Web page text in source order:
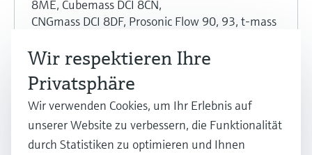
8ME, Cubemass DCI 8CN,
CNGmass DCI 8DF, Prosonic Flow 90, 93, t-mass
Andere Sprachen und Versionen
auswählen und Details anzeigen
Teilen Download
Wir respektieren Ihre
Privatsphäre
Wir verwenden Cookies, um Ihr Erlebnis auf
unserer Website zu verbessern, die Funktionalität
durch Statistiken zu optimieren und Ihnen